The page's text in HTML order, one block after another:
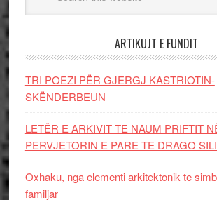
ARTIKUJT E FUNDIT
TRI POEZI PËR GJERGJ KASTRIOTIN-
SKËNDERBEUN
LETËR E ARKIVIT TE NAUM PRIFTIT
PERVJETORIN E PARE TE DRAGO
Oxhaku, nga elementi arkitektonik te
familjar